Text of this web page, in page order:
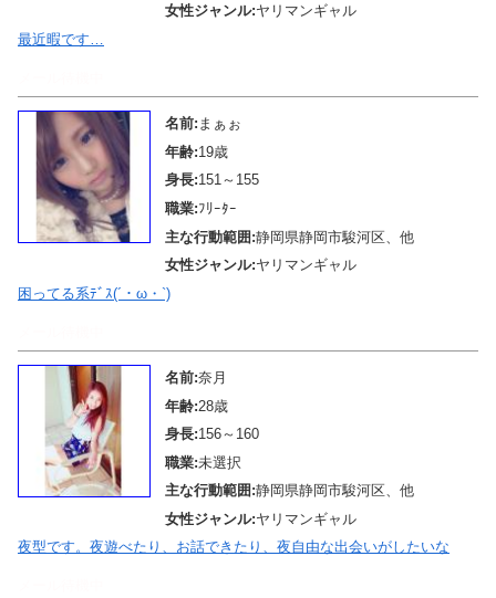
女性ジャンル:ヤリマンギャル
最近暇です…
名前: まぁぉ
年齢:19歳
身長:151～155
職業:ﾌﾘｰﾀｰ
主な行動範囲:静岡県静岡市駿河区、他
女性ジャンル:ヤリマンギャル
困ってる系ﾃﾞｽ(´・ω・`)
名前:奈月
年齢:28歳
身長:156～160
職業:未選択
主な行動範囲:静岡県静岡市駿河区、他
女性ジャンル:ヤリマンギャル
夜型です。夜遊べたり、お話できたり、夜自由な出会いがしたいな